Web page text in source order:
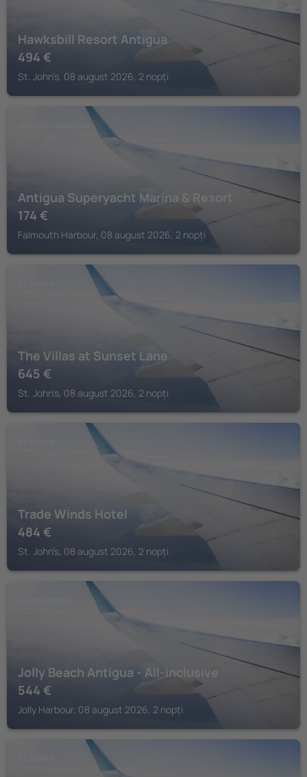
Hawksbill Resort Antigua
494 €
St. John's, 08 august 2026, 2 nopți
Antigua Superyacht Marina & Resort
174 €
Falmouth Harbour, 08 august 2026, 2 nopți
The Villas at Sunset Lane
645 €
St. John's, 08 august 2026, 2 nopți
Trade Winds Hotel
484 €
St. John's, 08 august 2026, 2 nopți
Jolly Beach Antigua - All-inclusive
544 €
Jolly Harbour, 08 august 2026, 2 nopți